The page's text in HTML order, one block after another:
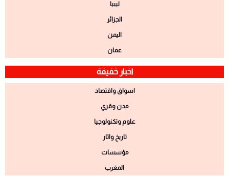
ليبيا
الجزائر
اليمن
عمان
اخبار خفيفة
اسواق واقتصاد
مدن وقري
علوم وتكنولوجيا
تاريخ واثار
مؤسسات
المغرب